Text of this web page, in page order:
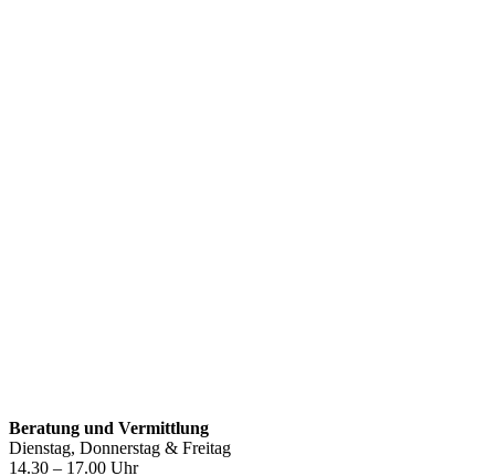
Beratung und Vermittlung
Dienstag, Donnerstag & Freitag
14.30 – 17.00 Uhr